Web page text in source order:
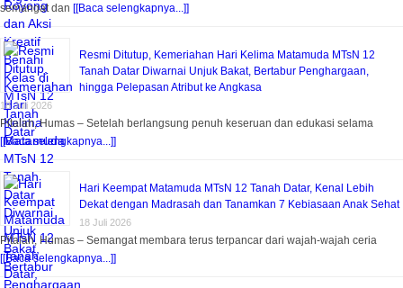
semangat dan [[Baca selengkapnya...]]
Resmi Ditutup, Kemeriahan Hari Kelima Matamuda MTsN 12
Tanah Datar Diwarnai Unjuk Bakat, Bertabur Penghargaan,
hingga Pelepasan Atribut ke Angkasa
18 Juli 2026
Pitalah, Humas – Setelah berlangsung penuh keseruan dan edukasi selama
[[Baca selengkapnya...]]
Hari Keempat Matamuda MTsN 12 Tanah Datar, Kenal Lebih
Dekat dengan Madrasah dan Tanamkan 7 Kebiasaan Anak Sehat
18 Juli 2026
Pitalah, Humas – Semangat membara terus terpancar dari wajah-wajah ceria
[[Baca selengkapnya...]]